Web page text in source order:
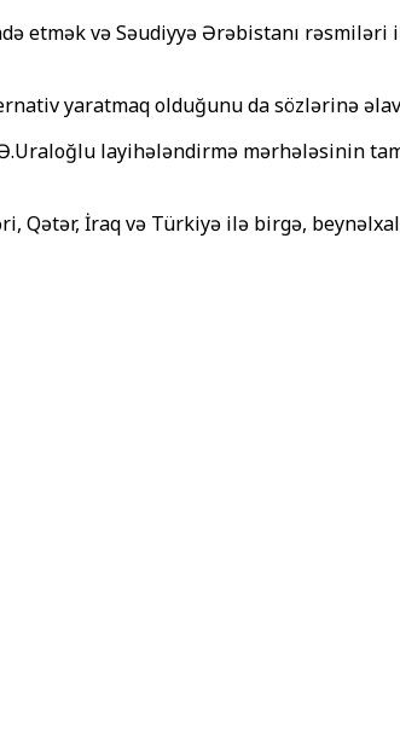
etmək və Səudiyyə Ərəbistanı rəsmiləri
yaratmaq olduğunu da sözlərinə
layihələndirmə mərhələsinin
Qətər, İraq və Türkiyə ilə birgə,